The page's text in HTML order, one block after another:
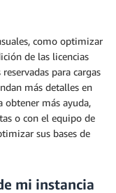
como optimizar
de las licencias
para cargas
más detalles en
obtener más ayuda,
o con el equipo de
sus bases de
mi instancia